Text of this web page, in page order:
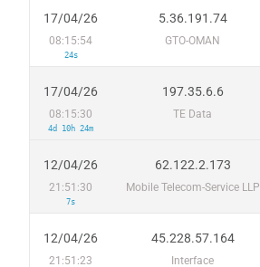
17/04/26
08:15:54
24s
5.36.191.74
GTO-OMAN
17/04/26
08:15:30
4d 10h 24m
197.35.6.6
TE Data
12/04/26
21:51:30
7s
62.122.2.173
Mobile Telecom-Service LLP
12/04/26
21:51:23
45.228.57.164
Interface